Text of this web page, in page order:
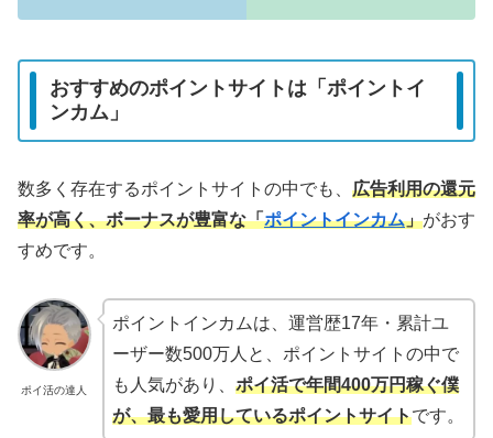
おすすめのポイントサイトは「ポイントイ
ンカム」
数多く存在するポイントサイトの中でも、 広告利用の還元
率が高く、ボーナスが豊富な「ポイントインカム」がおす
すめです。
ポイ活の達人
ポイントインカムは、運営歴17年・累計ユ
ーザー数500万人と、ポイントサイトの中で
も人気があり、 ポイ活で年間400万円稼ぐ僕
が、最も愛用しているポイントサイトです。